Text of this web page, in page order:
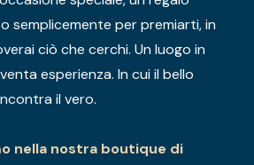
semplicemente per premiarti, in
ciò che cerchi. Un luogo in
esperienza. In cui il bello
il vero.
nella nostra boutique di